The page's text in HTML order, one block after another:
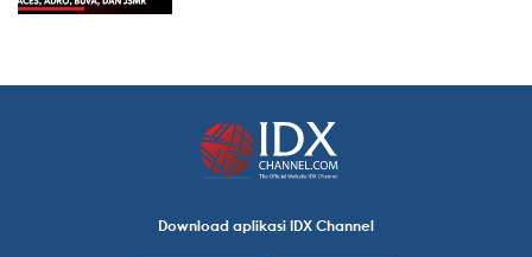
Download aplikasi IDX Channel